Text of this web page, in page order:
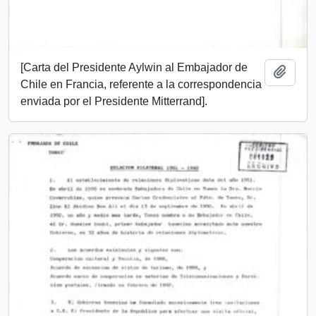
[Carta del Presidente Aylwin al Embajador de
Chile en Francia, referente a la correspondencia
enviada por el Presidente Mitterrand].